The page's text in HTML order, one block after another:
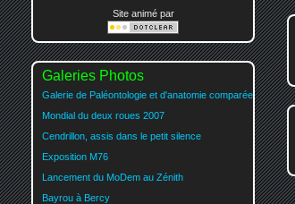
Site animé par
Galeries Photos
Galerie de Paléontologie et d'anatomie comparée
Mondial du deux roues 2007
Cendrillon, assis dans le petit silence
Exposition M76
Lancement du MoDem au Zénith
Bayrou à Bercy